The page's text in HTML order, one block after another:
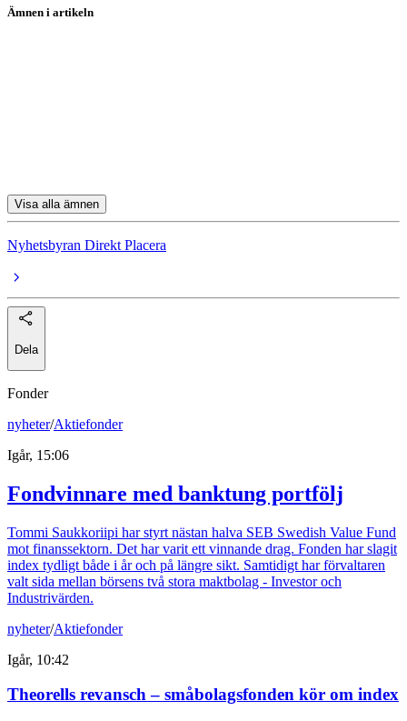
Ämnen i artikeln
Visa alla ämnen
Nyhetsbyran Direkt Placera
Dela
Fonder
nyheter/Aktiefonder
Igår, 15:06
Fondvinnare med banktung portfölj
Tommi Saukkoriipi har styrt nästan halva SEB Swedish Value Fund
mot finanssektorn. Det har varit ett vinnande drag. Fonden har slagit
index tydligt både i år och på längre sikt. Samtidigt har förvaltaren
valt sida mellan börsens två stora maktbolag - Investor och
Industrivärden.
nyheter/Aktiefonder
Igår, 10:42
Theorells revansch – småbolagsfonden kör om index